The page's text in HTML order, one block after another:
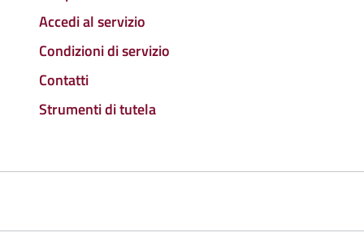
Accedi al servizio
Condizioni di servizio
Contatti
Strumenti di tutela